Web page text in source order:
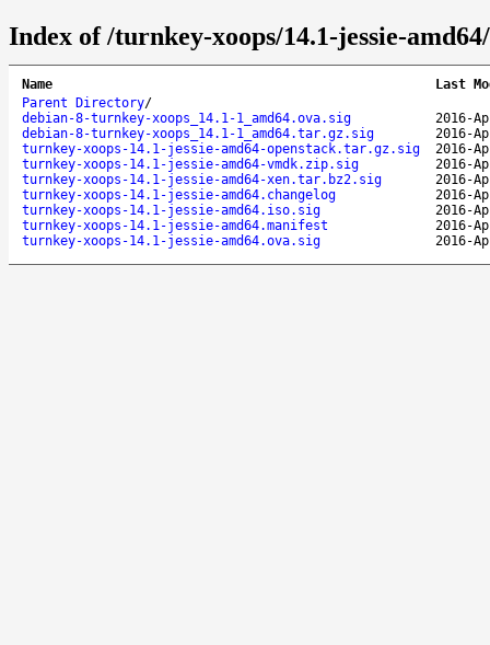
Index of /turnkey-xoops/14.1-jessie-amd64/
Name
Last
Parent Directory/
debian-8-turnkey-xoops_14.1-1_amd64.ova.sig
2016-
debian-8-turnkey-xoops_14.1-1_amd64.tar.gz.sig
2016-
turnkey-xoops-14.1-jessie-amd64-openstack.tar.gz.sig
2016-
turnkey-xoops-14.1-jessie-amd64-vmdk.zip.sig
2016-
turnkey-xoops-14.1-jessie-amd64-xen.tar.bz2.sig
2016-
turnkey-xoops-14.1-jessie-amd64.changelog
2016-
turnkey-xoops-14.1-jessie-amd64.iso.sig
2016-
turnkey-xoops-14.1-jessie-amd64.manifest
2016-
turnkey-xoops-14.1-jessie-amd64.ova.sig
2016-